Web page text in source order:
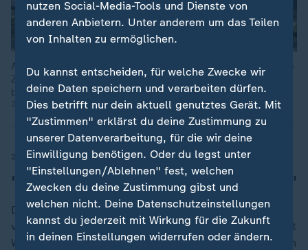
Auch die junge Generation sorgt sich um die Rente. Um für die
Zukunft vorzusorgen, investieren einige junge Arbeitnehmer
bereits zusätzlich in Aktien.
23.06.2026 | 1:29 min
23.06.2026, 19:57 Uhr
"Bundesregierung will Schwung nutzen"
Die Bundesregierung möchte das Reformpaket noch
vor der Sommerpause beschließen. ZDF-Korrespondent
Wulf Schmiese erläutert, wie mit den Vorschlägen dann
nutzen Social-Media-Tools und Dienste von
anderen Anbietern. Unter anderem um das Teilen
von Inhalten zu ermöglichen.
Du kannst entscheiden, für welche Zwecke wir
deine Daten speichern und verarbeiten dürfen.
Dies betrifft nur dein aktuell genutztes Gerät. Mit
"Zustimmen" erklärst du deine Zustimmung zu
unserer Datenverarbeitung, für die wir deine
Einwilligung benötigen. Oder du legst unter
"Einstellungen/Ablehnen" fest, welchen
Zwecken du deine Zustimmung gibst und
welchen nicht. Deine Datenschutzeinstellungen
kannst du jederzeit mit Wirkung für die Zukunft
in deinen Einstellungen widerrufen oder ändern.